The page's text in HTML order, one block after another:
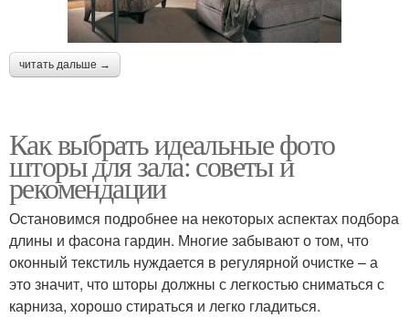
читать дальше →
Как выбрать идеальные фото
шторы для зала: советы и
рекомендации
Остановимся подробнее на некоторых аспектах подбора
длины и фасона гардин. Многие забывают о том, что
оконный текстиль нуждается в регулярной очистке – а
это значит, что шторы должны с легкостью сниматься с
карниза, хорошо стираться и легко гладиться.